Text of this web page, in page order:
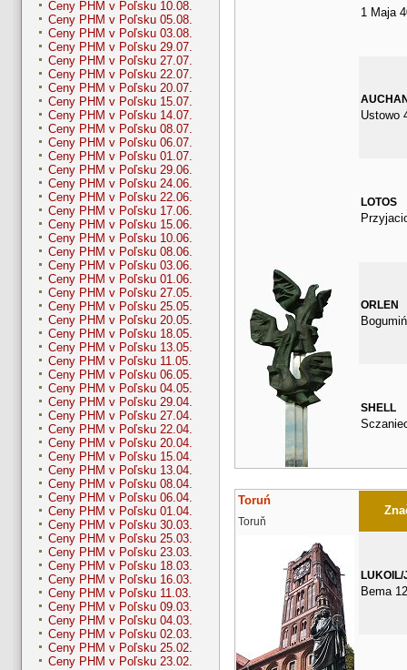
Ceny PHM v Poľsku 10.08.
Ceny PHM v Poľsku 05.08.
Ceny PHM v Poľsku 03.08.
Ceny PHM v Poľsku 29.07.
Ceny PHM v Poľsku 27.07.
Ceny PHM v Poľsku 22.07.
Ceny PHM v Poľsku 20.07.
Ceny PHM v Poľsku 15.07.
Ceny PHM v Poľsku 14.07.
Ceny PHM v Poľsku 08.07.
Ceny PHM v Poľsku 06.07.
Ceny PHM v Poľsku 01.07.
Ceny PHM v Poľsku 29.06.
Ceny PHM v Poľsku 24.06.
Ceny PHM v Poľsku 22.06.
Ceny PHM v Poľsku 17.06.
Ceny PHM v Poľsku 15.06.
Ceny PHM v Poľsku 10.06.
Ceny PHM v Poľsku 08.06.
Ceny PHM v Poľsku 03.06.
Ceny PHM v Poľsku 01.06.
Ceny PHM v Poľsku 27.05.
Ceny PHM v Poľsku 25.05.
Ceny PHM v Poľsku 20.05.
Ceny PHM v Poľsku 18.05.
Ceny PHM v Poľsku 13.05.
Ceny PHM v Poľsku 11.05.
Ceny PHM v Poľsku 06.05.
Ceny PHM v Poľsku 04.05.
Ceny PHM v Poľsku 29.04.
Ceny PHM v Poľsku 27.04.
Ceny PHM v Poľsku 22.04.
Ceny PHM v Poľsku 20.04.
Ceny PHM v Poľsku 15.04.
Ceny PHM v Poľsku 13.04.
Ceny PHM v Poľsku 08.04.
Ceny PHM v Poľsku 06.04.
Ceny PHM v Poľsku 01.04.
Ceny PHM v Poľsku 30.03.
Ceny PHM v Poľsku 25.03.
Ceny PHM v Poľsku 23.03.
Ceny PHM v Poľsku 18.03.
Ceny PHM v Poľsku 16.03.
Ceny PHM v Poľsku 11.03.
Ceny PHM v Poľsku 09.03.
Ceny PHM v Poľsku 04.03.
Ceny PHM v Poľsku 02.03.
Ceny PHM v Poľsku 25.02.
Ceny PHM v Poľsku 23.02.
1 Maja
Ustowo
LOTOS
ORLEN
SHELL
Toruń
Toruň
LUKOIL/
Bema